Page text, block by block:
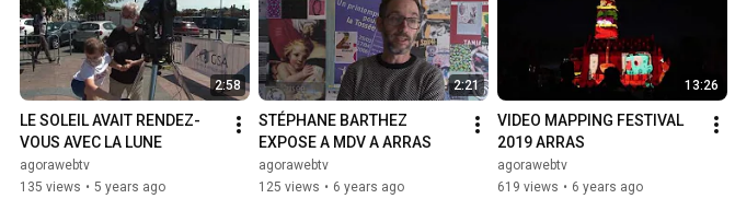
2:58
LE SOLEIL AVAIT RENDEZ-
VOUS AVEC LA LUNE
agorawebtv
135 views • 5 years ago
2:21
STÉPHANE BARTHEZ
EXPOSE A MDV A ARRAS
agorawebtv
125 views • 6 years ago
13:26
VIDEO MAPPING FESTIVAL
2019 ARRAS
agorawebtv
619 views • 6 years ago